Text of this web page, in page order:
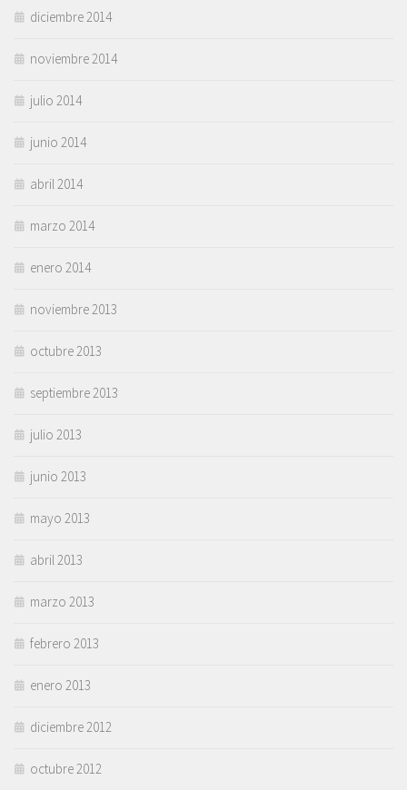
diciembre 2014
noviembre 2014
julio 2014
junio 2014
abril 2014
marzo 2014
enero 2014
noviembre 2013
octubre 2013
septiembre 2013
julio 2013
junio 2013
mayo 2013
abril 2013
marzo 2013
febrero 2013
enero 2013
diciembre 2012
octubre 2012